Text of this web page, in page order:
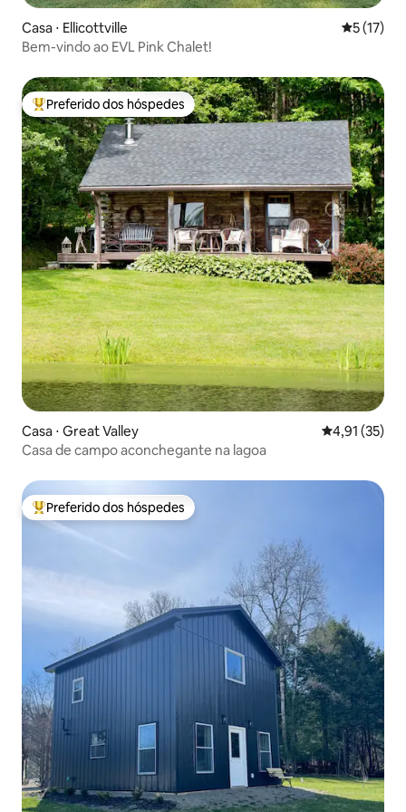
Casa ⋅ Ellicottville 5 de uma
5 (17)
Bem-vindo ao EVL Pink Chalet!
Entre os melhores preferidos dos hóspedes
Preferido dos hóspedes
Casa ⋅ Great Valley 4,91 de uma
4,91 (35)
Casa de campo aconchegante na lagoa
Entre os melhores preferidos dos hóspedes
Preferido dos hóspedes